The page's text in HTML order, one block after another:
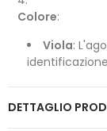
Colore:
Viola:
DETTAGLIO